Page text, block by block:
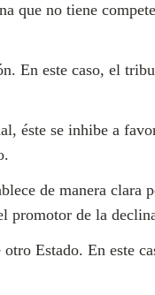
que no tiene
En este caso, el
éste se inhibe a
de manera clara
promotor de la
Estado. En este